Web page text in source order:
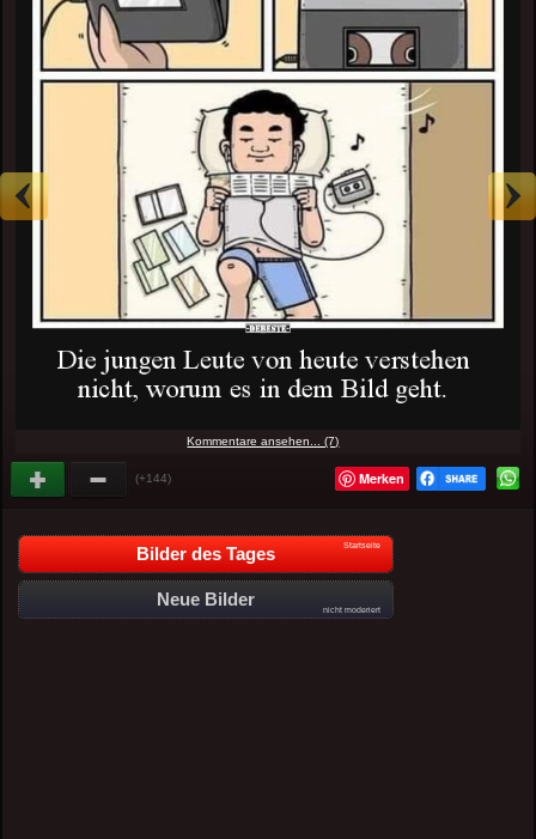
Kommentare ansehen... (7)
(+144) Merken
Bilder des Tages Startseite
Neue Bilder
nicht moderiert